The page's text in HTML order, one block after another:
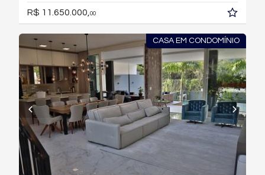
R$ 11.650.000,00
CASA EM CONDOMÍNIO